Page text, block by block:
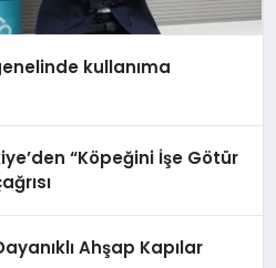
kullanıma
“Köpeğini İşe Götür
Ahşap Kapılar